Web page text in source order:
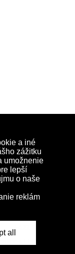
Archív
nás
+421 950 661 116